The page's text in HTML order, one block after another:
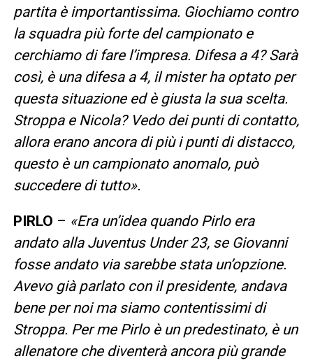
partita è importantissima. Giochiamo contro
la squadra più forte del campionato e
cerchiamo di fare l’impresa. Difesa a 4? Sarà
così, è una difesa a 4, il mister ha optato per
questa situazione ed è giusta la sua scelta.
Stroppa e Nicola? Vedo dei punti di contatto,
allora erano ancora di più i punti di distacco,
questo è un campionato anomalo, può
succedere di tutto».
PIRLO – «Era un’idea quando Pirlo era
andato alla Juventus Under 23, se Giovanni
fosse andato via sarebbe stata un’opzione.
Avevo già parlato con il presidente, andava
bene per noi ma siamo contentissimi di
Stroppa. Per me Pirlo è un predestinato, è un
allenatore che diventerà ancora più grande